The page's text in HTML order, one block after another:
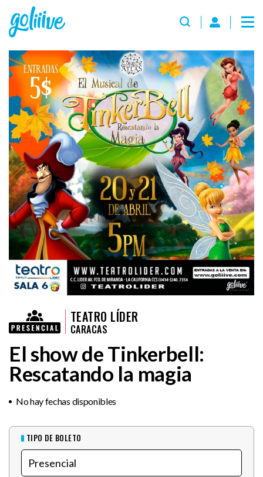
TEATRO LÍDER
CARACAS
El show de Tinkerbell:
Rescatando la magia
No hay fechas disponibles
TIPO DE BOLETO